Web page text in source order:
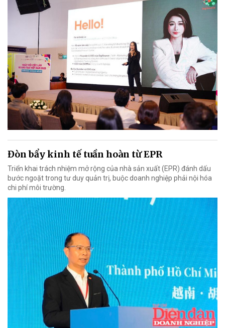
Đòn bẩy kinh tế tuần hoàn từ EPR
Triển khai trách nhiệm mở rộng của nhà sản xuất (EPR) đánh dấu
bước ngoặt trong tư duy quản trị, buộc doanh nghiệp phải nội hóa
chi phí môi trường.